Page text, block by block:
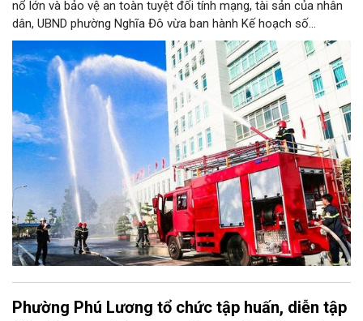
nổ lớn và bảo vệ an toàn tuyệt đối tính mạng, tài sản của nhân
dân, UBND phường Nghĩa Đô vừa ban hành Kế hoạch số
276/KH-UBND. Theo đó, từ nay đến trước ngày 25/11/2026,
phường Nghĩa Đô sẽ ra quân kiểm tra định kỳ và đột xuất đối
với 100% cơ sở năng lượng, nhà chung cư (bao gồm nhà tập
thể, nhà đa năng/hỗn hợp) và cơ sở hóa chất trên toàn địa bàn,
đặc biệt dứt điểm kiểm tra toàn bộ các cơ sở nhà chung cư.
Phường Phú Lương tổ chức tập huấn, diễn tập